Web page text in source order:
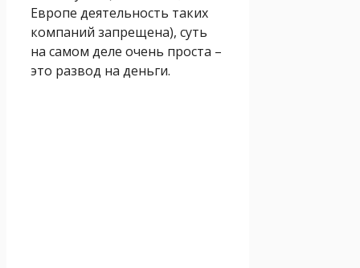
Европе деятельность таких
компаний запрещена), суть
на самом деле очень проста –
это развод на деньги.